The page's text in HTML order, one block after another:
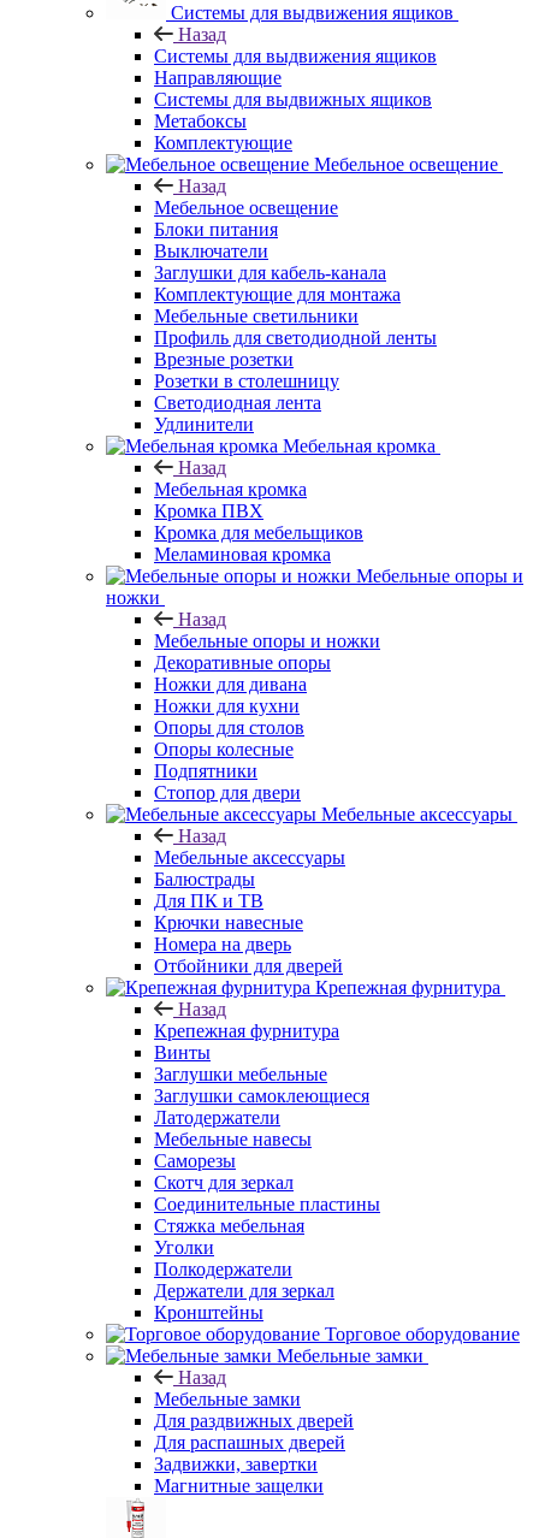
Системы для выдвижения ящиков
Назад
Системы для выдвижения ящиков
Направляющие
Системы для выдвижных ящиков
Метабоксы
Комплектующие
Мебельное освещение
Назад
Мебельное освещение
Блоки питания
Выключатели
Заглушки для кабель-канала
Комплектующие для монтажа
Мебельные светильники
Профиль для светодиодной ленты
Врезные розетки
Розетки в столешницу
Светодиодная лента
Удлинители
Мебельная кромка
Назад
Мебельная кромка
Кромка ПВХ
Кромка для мебельщиков
Меламиновая кромка
Мебельные опоры и
ножки
Назад
Мебельные опоры и ножки
Декоративные опоры
Ножки для дивана
Ножки для кухни
Опоры для столов
Опоры колесные
Подпятники
Стопор для двери
Мебельные аксессуары
Назад
Мебельные аксессуары
Балюстрады
Для ПК и ТВ
Крючки навесные
Номера на дверь
Отбойники для дверей
Крепежная фурнитура
Назад
Крепежная фурнитура
Винты
Заглушки мебельные
Заглушки самоклеющиеся
Латодержатели
Мебельные навесы
Саморезы
Скотч для зеркал
Соединительные пластины
Стяжка мебельная
Уголки
Полкодержатели
Держатели для зеркал
Кронштейны
Торговое оборудование
Мебельные замки
Назад
Мебельные замки
Для раздвижных дверей
Для распашных дверей
Задвижки, завертки
Магнитные защелки